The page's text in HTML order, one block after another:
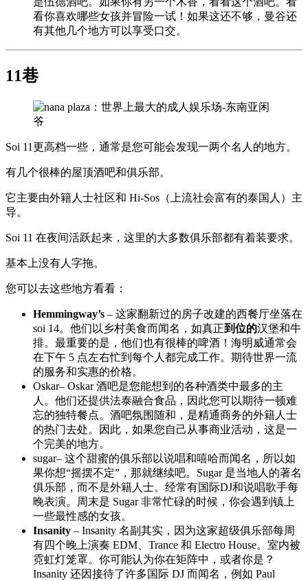
看你喜欢哪些女孩并冒险一试！如果这还不够，曼谷还
有其他几个地方可以享受口交。
11巷
Soi 11更高档一些，通常是您可能会发现一两个名人的地方。
有几个很棒的屋顶酒吧和俱乐部。
它主要由外籍人士社区和 Hi-Sos（上流社会富有的泰国人）主
导。
Soi 11 在夜间活跃起来，这里的大多数俱乐部都有着装要求。
基本上没有人字拖。
您可以去这些地方看看：
Hemmingway’s – 这家翻新过的房子改建的西餐厅坐落在
soi 14。他们以乡村美食而闻名，如真正到位的汉堡和牛
排。最重要的是，他们也有很棒的啤酒！海明威通常会
在下午 5 点左右忙到每个人都完成工作。期待世界一流
的服务和实惠的价格。
Oskar– Oskar 酒吧是您能想到的各种酒类中最多的主
人。他们还提供法泰融合食品，因此您可以期待一顿难
忘的独特餐点。酒吧氛围随和，是精通商务的外籍人士
的热门去处。因此，如果您自己从事商业活动，这是一
个完美的地方。
sugar– 这个甜蜜的俱乐部以说唱和嘻哈而闻名，所以如
果你想“摇摆不定”，那就继续吧。Sugar 是当地人的著名
俱乐部，而不是外籍人士。经常有国际DJ和说唱歌手每
晚表演。周末是 Sugar 非常忙碌的时候，你会遇到镇上
一些最性感的女孩。
Insanity – Insanity 名副其实，因为这家超级俱乐部每周
有四个晚上演奏 EDM、Trance 和 Electro House。室内被
霓虹灯笼罩。你可能认为你在矩阵中，或者你是？
Insanity 还因接待了许多国际 DJ 而闻名，例如 Paul